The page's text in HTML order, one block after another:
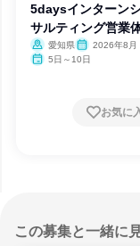
5daysインターン
サルティング営業
愛知県
2026年8月
5日～10日
お気に
この募集と一緒に